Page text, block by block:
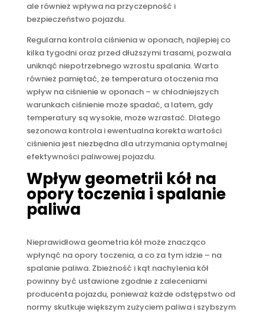
ale również wpływa na przyczepność i
bezpieczeństwo pojazdu.
Regularna kontrola ciśnienia w oponach, najlepiej co
kilka tygodni oraz przed dłuższymi trasami, pozwala
uniknąć niepotrzebnego wzrostu spalania. Warto
również pamiętać, że temperatura otoczenia ma
wpływ na ciśnienie w oponach – w chłodniejszych
warunkach ciśnienie może spadać, a latem, gdy
temperatury są wysokie, może wzrastać. Dlatego
sezonowa kontrola i ewentualna korekta wartości
ciśnienia jest niezbędna dla utrzymania optymalnej
efektywności paliwowej pojazdu.
Wpływ geometrii kół na
opory toczenia i spalanie
paliwa
Nieprawidłowa geometria kół może znacząco
wpłynąć na opory toczenia, a co za tym idzie – na
spalanie paliwa. Zbieżność i kąt nachylenia kół
powinny być ustawione zgodnie z zaleceniami
producenta pojazdu, ponieważ każde odstępstwo od
normy skutkuje większym zużyciem paliwa i szybszym